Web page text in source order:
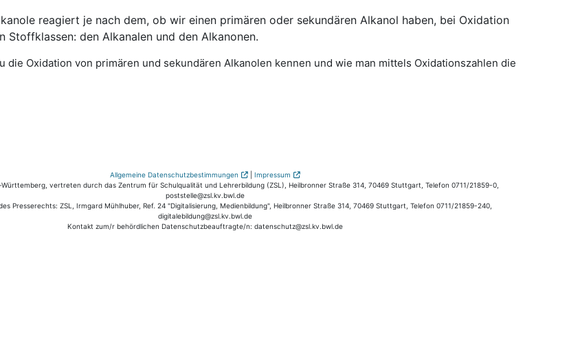
reagiert je nach dem, ob wir einen primären oder sekundären Alkanol haben, bei Oxidation
Stoffklassen: den Alkanalen und den Alkanonen.
die Oxidation von primären und sekundären Alkanolen kennen und wie man mittels Oxidationszahlen die
Allgemeine Datenschutzbestimmungen
Impressum
vertreten durch das Zentrum für Schulqualität und Lehrerbildung (ZSL), Heilbronner Straße 314, 70469 Stuttgart, Telefon 0711/21859-0,
poststelle@zsl.kv.bwl.de
Presserechts: ZSL, Irmgard Mühlhuber, Ref. 24 "Digitalisierung, Medienbildung", Heilbronner Straße 314, 70469 Stuttgart, Telefon 0711/21859-240,
digitalebildung@zsl.kv.bwl.de
Kontakt zum/r behördlichen Datenschutzbeauftragte/n: datenschutz@zsl.kv.bwl.de